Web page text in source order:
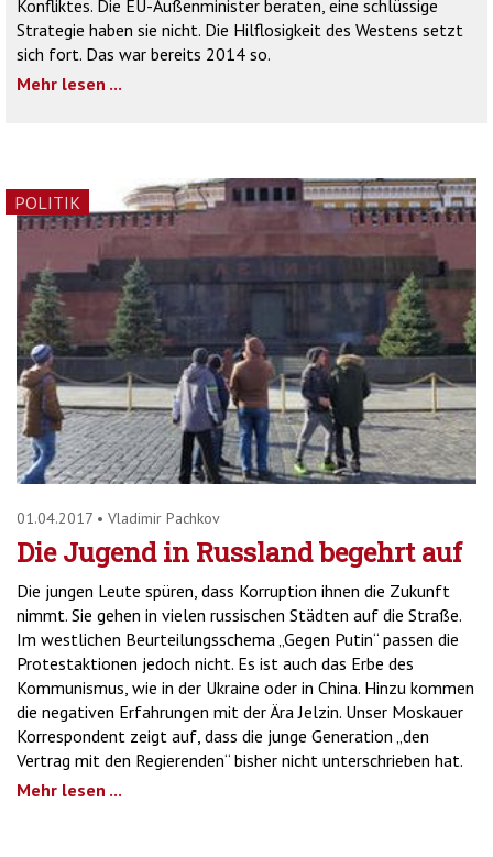
Konfliktes. Die EU-Außenminister beraten, eine schlüssige
Strategie haben sie nicht. Die Hilflosigkeit des Westens setzt
sich fort. Das war bereits 2014 so.
Mehr lesen ...
POLITIK
01.04.2017 • Vladimir Pachkov
Die Jugend in Russland begehrt auf
Die jungen Leute spüren, dass Korruption ihnen die Zukunft
nimmt. Sie gehen in vielen russischen Städten auf die Straße.
Im westlichen Beurteilungsschema „Gegen Putin“ passen die
Protestaktionen jedoch nicht. Es ist auch das Erbe des
Kommunismus, wie in der Ukraine oder in China. Hinzu kommen
die negativen Erfahrungen mit der Ära Jelzin. Unser Moskauer
Korrespondent zeigt auf, dass die junge Generation „den
Vertrag mit den Regierenden“ bisher nicht unterschrieben hat.
Mehr lesen ...